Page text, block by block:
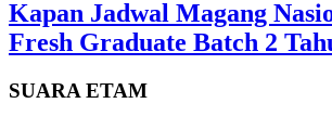
Kapan Jadwal Magang
Fresh Graduate Batch 2
SUARA ETAM